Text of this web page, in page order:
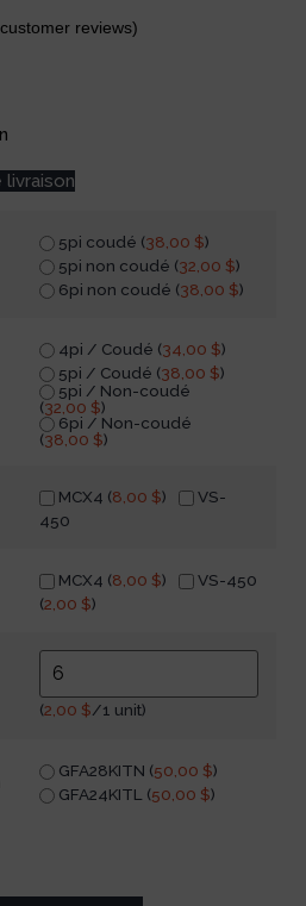
customer reviews)
5pi coudé (38,00 $)
5pi non coudé (32,00 $)
6pi non coudé (38,00 $)
4pi / Coudé (34,00 $)
5pi / Coudé (38,00 $)
5pi / Non-coudé
(32,00 $)
6pi / Non-coudé
(38,00 $)
MCX4 (8,00 $)
VS-
450
MCX4 (8,00 $)
VS-450
(2,00 $)
(2,00 $/1 unit)
GFA28KITN (50,00 $)
GFA24KITL (50,00 $)